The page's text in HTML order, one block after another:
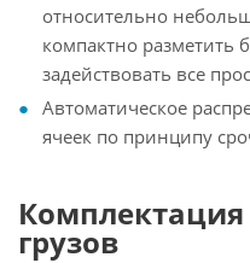
относительно
компактно разметить
задействовать все
Автоматическое
ячеек по принципу
Комплектация
грузов